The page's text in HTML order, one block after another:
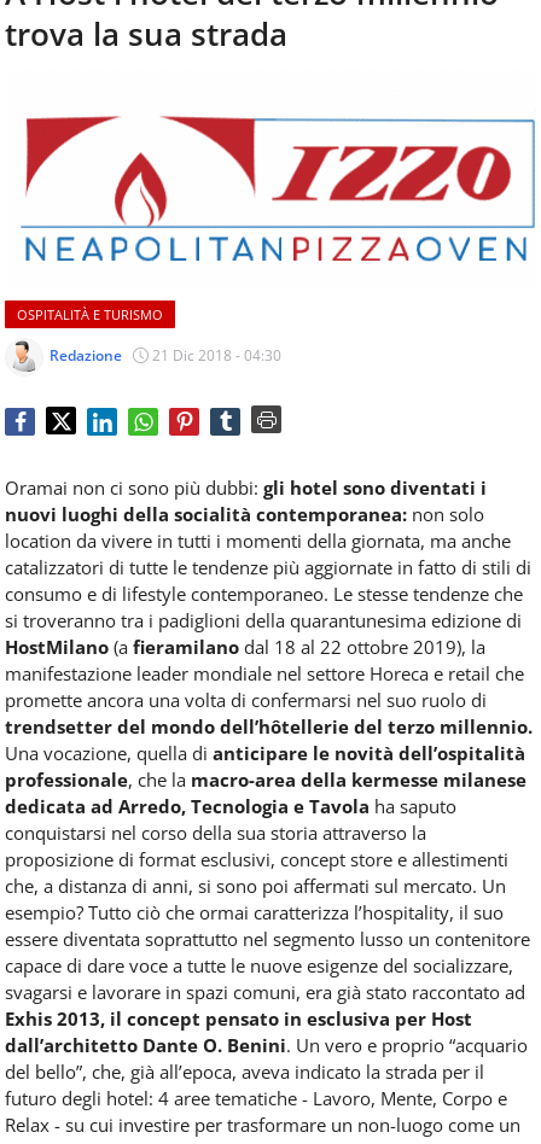
aggiornamenti
quotidiani
come
ospitalità,
ristorazione,
food
beverage,
catering
articoli
quotidiani
sul
dell'alimentazione,
dei
fuoricasa,
del
Food
Service
e
tutte
le
novità
del
comparto
Horeca.
CONTATTI
trova la sua strada
OSPITALITÀ E TURISMO
Redazione 21 Dic 2018 - 04:30
Oramai non ci sono più dubbi: gli hotel sono diventati i
nuovi luoghi della socialità contemporanea: non solo
location da vivere in tutti i momenti della giornata, ma anche
catalizzatori di tutte le tendenze più aggiornate in fatto di stili di
consumo e di lifestyle contemporaneo. Le stesse tendenze che
si troveranno tra i padiglioni della quarantunesima edizione di
HostMilano (a fieramilano dal 18 al 22 ottobre 2019), la
manifestazione leader mondiale nel settore Horeca e retail che
promette ancora una volta di confermarsi nel suo ruolo di
trendsetter del mondo dell’hôtellerie del terzo millennio.
Una vocazione, quella di anticipare le novità dell’ospitalità
professionale, che la macro-area della kermesse milanese
dedicata ad Arredo, Tecnologia e Tavola ha saputo
conquistarsi nel corso della sua storia attraverso la
proposizione di format esclusivi, concept store e allestimenti
che, a distanza di anni, si sono poi affermati sul mercato. Un
esempio? Tutto ciò che ormai caratterizza l’hospitality, il suo
essere diventata soprattutto nel segmento lusso un contenitore
capace di dare voce a tutte le nuove esigenze del socializzare,
svagarsi e lavorare in spazi comuni, era già stato raccontato ad
Exhis 2013, il concept pensato in esclusiva per Host
dall’architetto Dante O. Benini. Un vero e proprio “acquario
del bello”, che, già all’epoca, aveva indicato la strada per il
futuro degli hotel: 4 aree tematiche - Lavoro, Mente, Corpo e
Relax - su cui investire per trasformare un non-luogo come un